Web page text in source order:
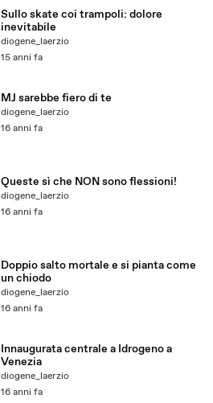
Sullo skate coi trampoli: dolore
inevitabile
diogene_laerzio
15 anni fa
MJ sarebbe fiero di te
diogene_laerzio
16 anni fa
Queste sì che NON sono flessioni!
diogene_laerzio
16 anni fa
Doppio salto mortale e si pianta come
un chiodo
diogene_laerzio
16 anni fa
Innaugurata centrale a Idrogeno a
Venezia
diogene_laerzio
16 anni fa